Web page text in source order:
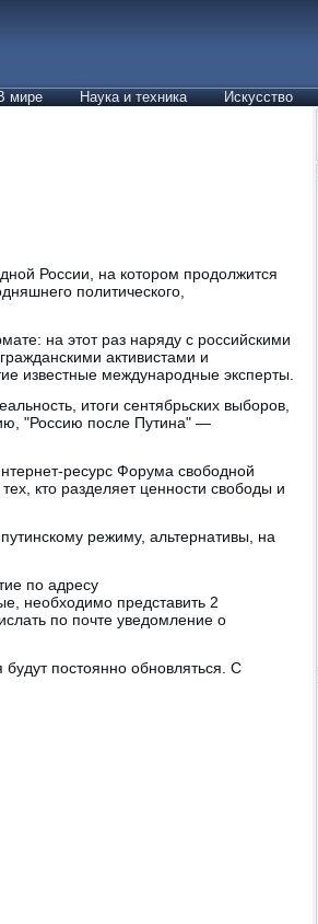
мире Наука и техника Искусство
России, на котором продолжится
политического,
на этот раз наряду с российскими
активистами и
известные международные эксперты.
итоги сентябрьских выборов,
"Россию после Путина" —
ресурс Форума свободной
кто разделяет ценности свободы и
режиму, альтернативы, на
по адресу
необходимо представить 2
по почте уведомление о
постоянно обновляться. С